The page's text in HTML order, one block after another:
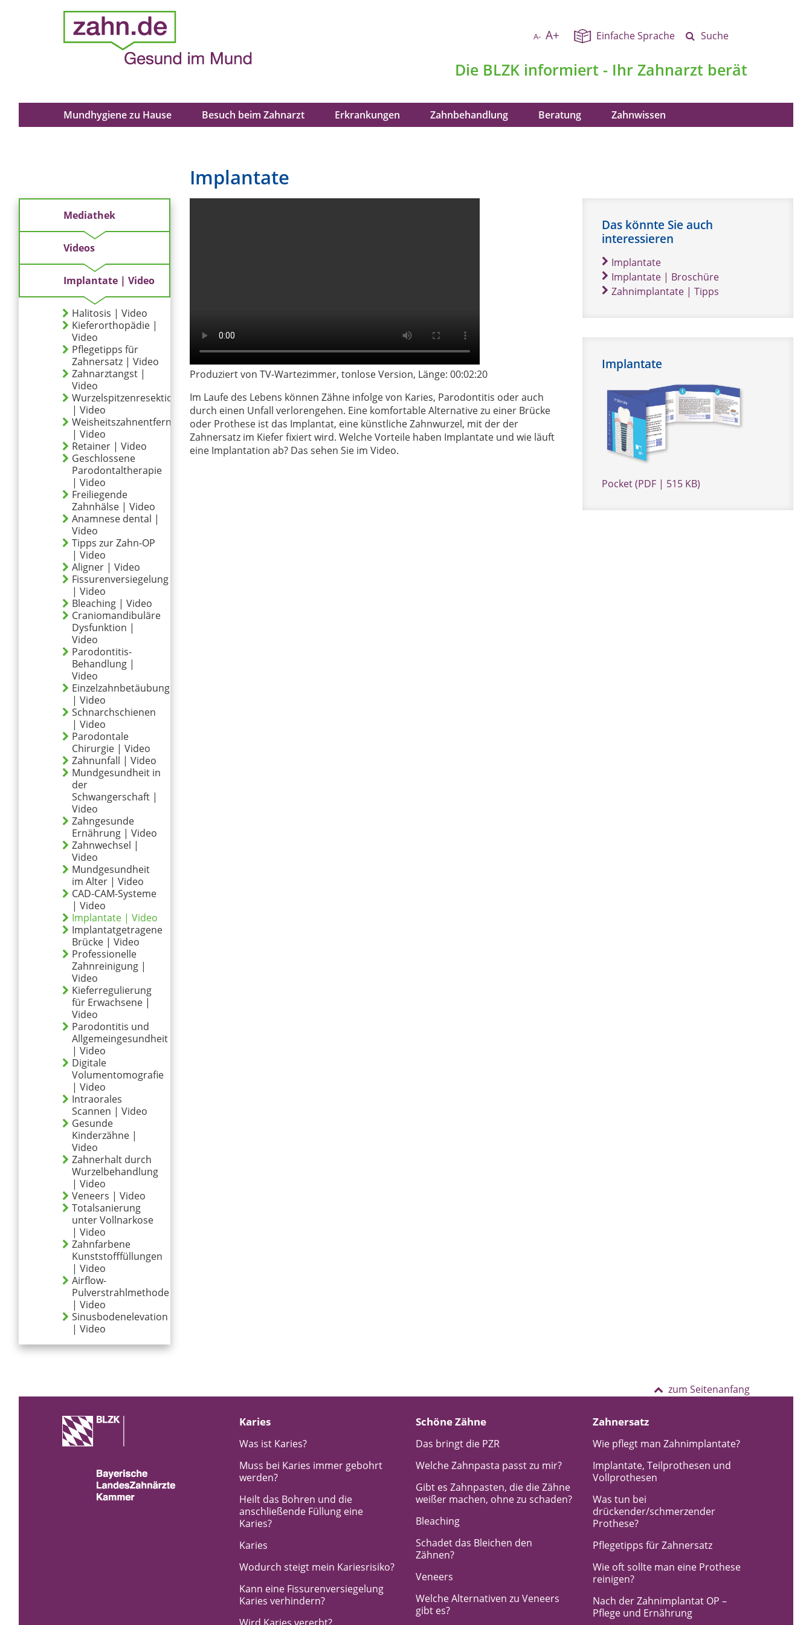
A- A+ Einfache Sprache Suche
Die BLZKinformiert - Ihr Zahnarzt berät
Mundhygiene zu Hause Besuch beim Zahnarzt Erkrankungen Zahnbehandlung Beratung Zahnwissen
Implantate
Produziert von TV-Wartezimmer, tonlose Version, Länge: 00:02:20
Im Laufe des Lebens können Zähne infolge von Karies, Parodontitis oder auch
durch einen Unfall verlorengehen. Eine komfortable Alternative zu einer Brücke
oder Prothese ist das Implantat, eine künstliche Zahnwurzel, mit der der
Zahnersatz im Kiefer fixiert wird. Welche Vorteile haben Implantate und wie läuft
eine Implantation ab? Das sehen Sie im Video.
Mediathek
Videos
Implantate | Video
Halitosis | Video
Kieferorthopädie |
Video
Pflegetipps für
Zahnersatz | Video
Zahnarztangst |
Video
Wurzelspitzenresektion
| Video
Weisheitszahnentfernung
| Video
Retainer | Video
Geschlossene
Parodontaltherapie
| Video
Freiliegende
Zahnhälse | Video
Anamnese dental |
Video
Tipps zur Zahn-OP
| Video
Aligner | Video
Fissurenversiegelung
| Video
Bleaching | Video
Craniomandibuläre
Dysfunktion |
Video
Parodontitis-
Behandlung |
Video
Einzelzahnbetäubung
| Video
Schnarchschienen
| Video
Parodontale
Chirurgie | Video
Zahnunfall | Video
Mundgesundheit in
der
Schwangerschaft |
Video
Zahngesunde
Ernährung | Video
Zahnwechsel |
Video
Mundgesundheit
im Alter | Video
CAD-CAM-Systeme
| Video
Implantate | Video
Implantatgetragene
Brücke | Video
Professionelle
Zahnreinigung |
Video
Kieferregulierung
für Erwachsene |
Video
Parodontitis und
Allgemeingesundheit
| Video
Digitale
Volumentomografie
| Video
Intraorales
Scannen | Video
Gesunde
Kinderzähne |
Video
Zahnerhalt durch
Wurzelbehandlung
| Video
Veneers | Video
Totalsanierung
unter Vollnarkose
| Video
Zahnfarbene
Kunststofffüllungen
| Video
Airflow-
Pulverstrahlmethode
| Video
Sinusbodenelevation
| Video
Das könnte Sie auch
interessieren
Implantate
Implantate | Broschüre
Zahnimplantate | Tipps
Implantate
Pocket (PDF | 515 KB)
zum Seitenanfang
Karies
Was ist Karies?
Muss bei Karies immer gebohrt
werden?
Heilt das Bohren und die
anschließende Füllung eine
Karies?
Karies
Wodurch steigt mein Kariesrisiko?
Kann eine Fissurenversiegelung
Karies verhindern?
Schöne Zähne
Das bringt die PZR
Welche Zahnpasta passt zu mir?
Gibt es Zahnpasten, die die Zähne
weißer machen, ohne zu schaden?
Bleaching
Schadet das Bleichen den
Zähnen?
Veneers
Welche Alternativen zu Veneers
gibt es?
Zahnersatz
Wie pflegt man Zahnimplantate?
Implantate, Teilprothesen und
Vollprothesen
Was tun bei
drückender/schmerzender
Prothese?
Pflegetipps für Zahnersatz
Wie oft sollte man eine Prothese
reinigen?
Nach der Zahnimplantat OP –
Pflege und Ernährung